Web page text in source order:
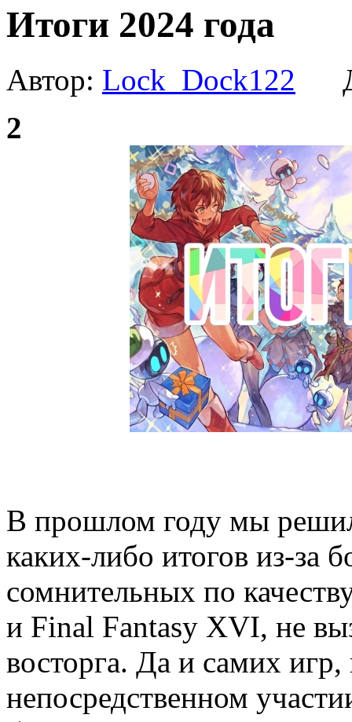
Итоги 2024 года
Автор: Lock_Dock122
2
В прошлом году мы
каких-либо итогов из-за
сомнительных по
и Final Fantasy XVI, не
восторга. Да и самих
непосредственном